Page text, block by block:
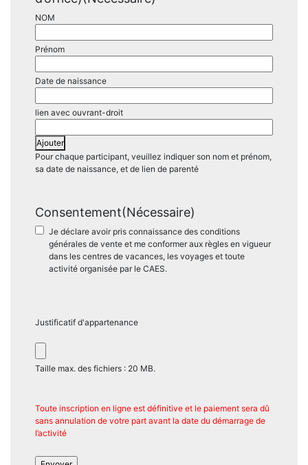
Ajouter
Pour chaque participant, veuillez indiquer son nom et prénom,
sa date de naissance, et de lien de parenté
Consentement(Nécessaire)
Je déclare avoir pris connaissance des conditions
générales de vente et me conformer aux règles en vigueur
dans les centres de vacances, les voyages et toute
activité organisée par le CAES.
Justificatif d'appartenance
Taille max. des fichiers : 20 MB.
Toute inscription en ligne est définitive et le paiement sera dû
sans annulation de votre part avant la date du démarrage de
l’activité